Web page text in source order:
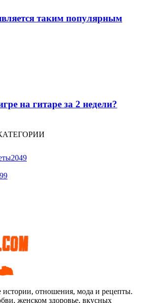
таким популярным
на гитаре за 2 недели?
2049
истории, отношения, мода и рецепты.
женском здоровье, вкусных